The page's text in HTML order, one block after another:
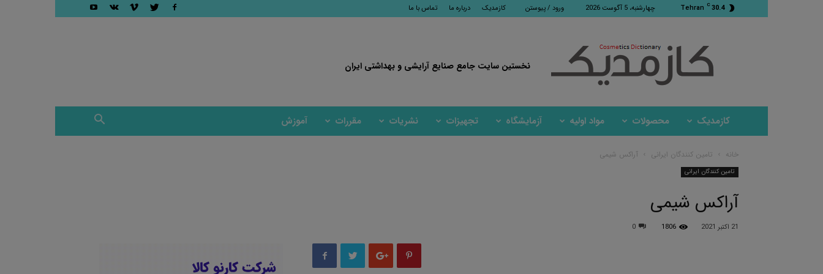
30.4
C
Tehran چهارشنبه، 5 آگوست 2026 ورود / پیوستن کازمدیک درباره ما تماس با ما
نخستین سایت جامع صنایع آرایشی و بهداشتی ایران
کازمدیک محصولات مواد اولیه آزمایشگاه تجهیزات نشریات مقررات آموزش
خانه تامین کنندگان ایرانی آراکس شیمی
تامین کنندگان ایرانی
آراکس شیمی
21 اکتبر 2021 1806
0